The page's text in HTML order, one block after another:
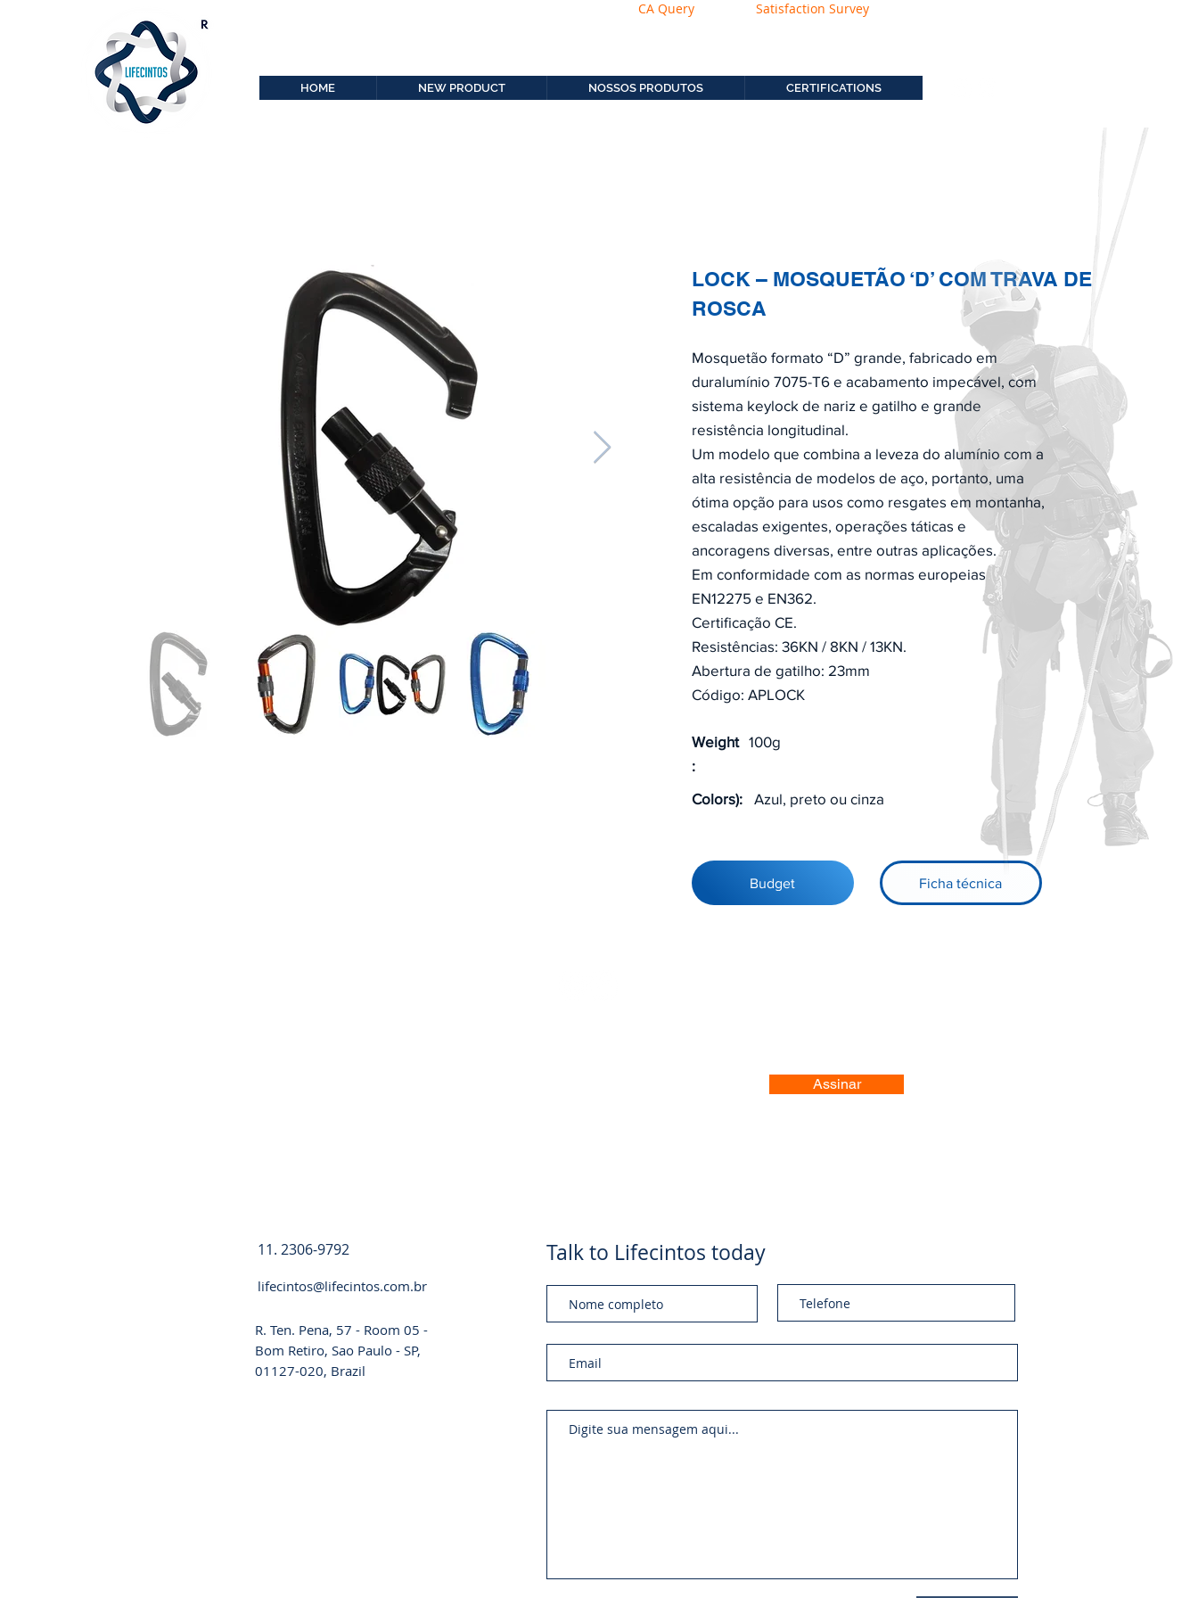
HOME NEW PRODUCT NOSSOS PRODUTOS CERTIFICATIONS
CA Query Satisfaction Survey
Ficha técnica
Budget
Mosquetão formato “D” grande, fabricado em
duralumínio 7075-T6 e acabamento impecável, com
sistema keylock de nariz e gatilho e grande
resistência longitudinal.
Um modelo que combina a leveza do alumínio com a
alta resistência de modelos de aço, portanto, uma
ótima opção para usos como resgates em montanha,
escaladas exigentes, operações táticas e
ancoragens diversas, entre outras aplicações.
Em conformidade com as normas europeias
EN12275 e EN362.
Certificação CE.
Resistências: 36KN / 8KN / 13KN.
Abertura de gatilho: 23mm
Código: APLOCK
LOCK – MOSQUETÃO ‘D’ COM TRAVA DE
ROSCA
Weight
:
Colors):
100g
Azul, preto ou cinza
Assinar
11. 2306-9792
lifecintos@lifecintos.com.br
R. Ten. Pena, 57 - Room 05 -
Bom Retiro, Sao Paulo - SP,
01127-020, Brazil
Talk to Lifecintos today